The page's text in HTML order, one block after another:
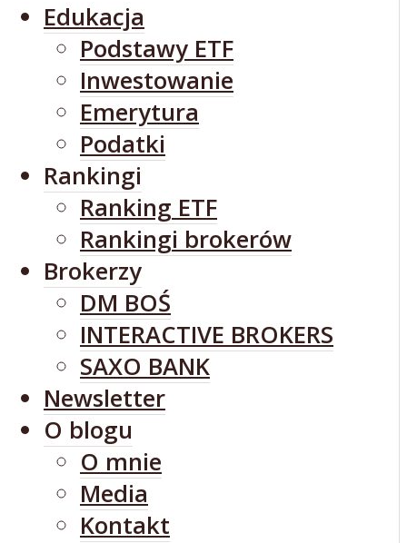
Edukacja
Podstawy ETF
Inwestowanie
Emerytura
Podatki
Rankingi
Ranking ETF
Rankingi brokerów
Brokerzy
DM BOŚ
INTERACTIVE BROKERS
SAXO BANK
Newsletter
O blogu
O mnie
Media
Kontakt